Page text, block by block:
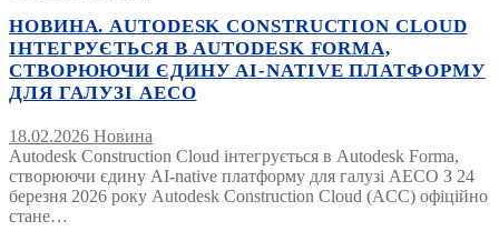
НОВИНА. AUTODESK CONSTRUCTION CLOUD
ІНТЕГРУЄТЬСЯ В AUTODESK FORMA,
СТВОРЮЮЧИ ЄДИНУ AI-NATIVE ПЛАТФОРМУ
ДЛЯ ГАЛУЗІ AECO
18.02.2026 Новина
Autodesk Construction Cloud інтегрується в Autodesk Forma,
створюючи єдину AI-native платформу для галузі AECO З 24
березня 2026 року Autodesk Construction Cloud (ACC) офіційно
стане…